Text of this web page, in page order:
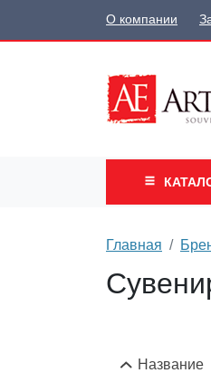
О компании
Главная
Название